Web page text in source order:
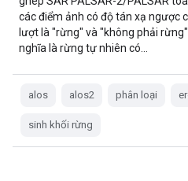
các điểm ảnh có độ tán xạ ngược
lượt là "rừng" và "không phải
nghĩa là rừng tự nhiên có…
alos alos2 phân loại
sinh khối rừng